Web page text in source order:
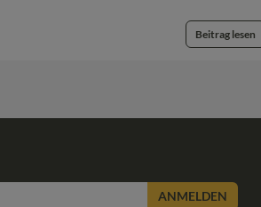
Beitrag lesen
ANMELDEN